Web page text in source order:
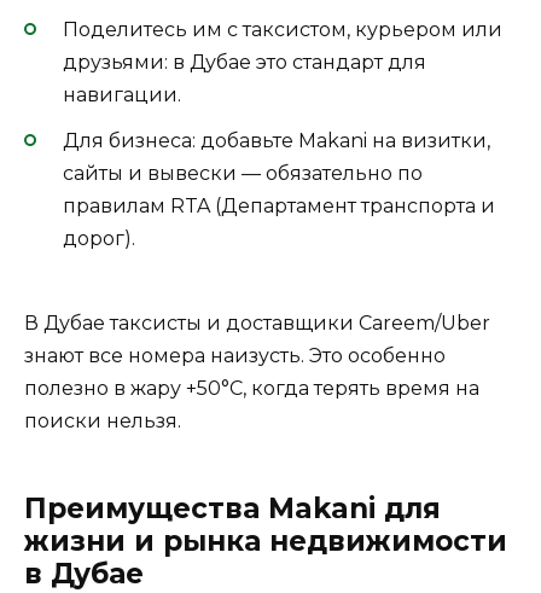
Поделитесь им с таксистом, курьером или
друзьями: в Дубае это стандарт для
навигации.
Для бизнеса: добавьте Makani на визитки,
сайты и вывески — обязательно по
правилам RTA (Департамент транспорта и
дорог).
В Дубае таксисты и доставщики Careem/Uber
знают все номера наизусть. Это особенно
полезно в жару +50°C, когда терять время на
поиски нельзя.
Преимущества Makani для
жизни и рынка недвижимости
в Дубае